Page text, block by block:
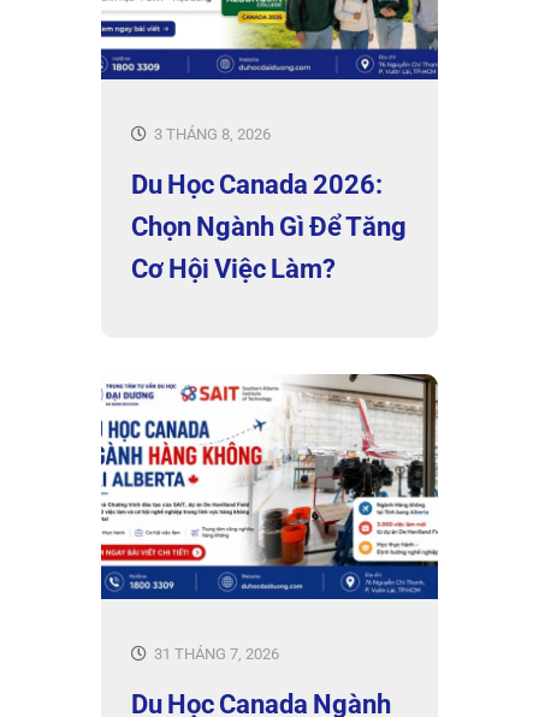
3 THÁNG 8, 2026
Du Học Canada 2026:
Chọn Ngành Gì Để Tăng
Cơ Hội Việc Làm?
31 THÁNG 7, 2026
Du Học Canada Ngành